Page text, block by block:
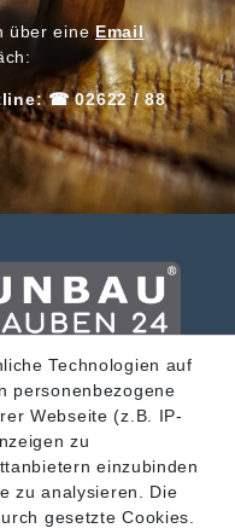
über eineEmail
☎ 02622 / 88
Technologien auf
personenbezogene
Webseite (z.B. IP-
zu
einzubinden
zu analysieren. Die
gesetzte Cookies.